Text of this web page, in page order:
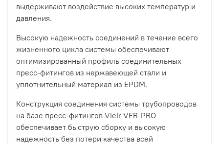
выдерживают воздействие высоких температур и
давления.
Высокую надежность соединений в течение всего
жизненного цикла системы обеспечивают
оптимизированный профиль соединительных
пресс-фитингов из нержавеющей стали и
уплотнительный материал из EPDM.
Конструкция соединения системы трубопроводов
на базе пресс-фитингов Vieir VER-PRO
обеспечивает быструю сборку и высокую
надежность без потери качества всей